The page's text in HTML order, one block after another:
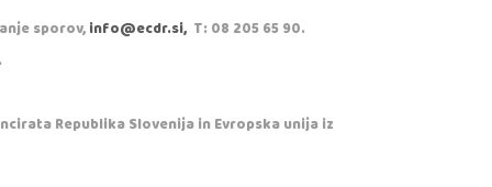
sporov,info@ecdr.si, T: 08 205 65 90.
.
Republika Slovenija in Evropska unija iz